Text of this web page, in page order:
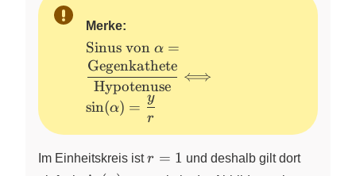
Merke:
\text{Sinus von}~\alpha =
\dfrac{\text{Gegenkathete}}
{\text{Hypotenuse}}
\Longleftrightarrow
\sin(\alpha) = \dfrac{y}{r}
Sinus von α =
Hypotenuse
Gegenkathete
⟺
sin(α) =
r
y
Im Einheitskreis istr=1
r = 1 und deshalb gilt dort